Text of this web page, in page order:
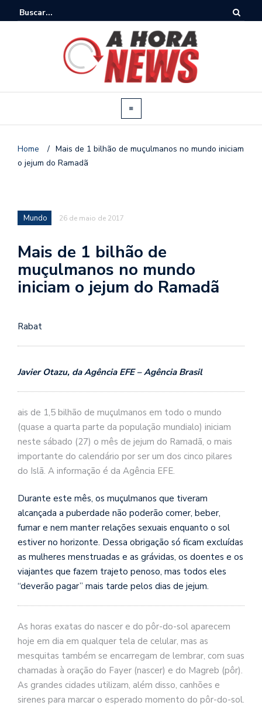
Home / Mais de 1 bilhão de muçulmanos no mundo iniciam
o jejum do Ramadã
Mundo 26 de maio de 2017
Mais de 1 bilhão de
muçulmanos no mundo
iniciam o jejum do Ramadã
Rabat
Javier Otazu, da Agência EFE – Agência Brasil
ais de 1,5 bilhão de muçulmanos em todo o mundo
(quase a quarta parte da população mundialo) iniciam
neste sábado (27) o mês de jejum do Ramadã, o mais
importante do calendário por ser um dos cinco pilares
do Islã. A informação é da Agência EFE.
Durante este mês, os muçulmanos que tiveram
alcançada a puberdade não poderão comer, beber,
fumar e nem manter relações sexuais enquanto o sol
estiver no horizonte. Dessa obrigação só ficam excluídas
as mulheres menstruadas e as grávidas, os doentes e os
viajantes que fazem trajeto penoso, mas todos eles
“deverão pagar” mais tarde pelos dias de jejum.
As horas exatas do nascer e do pôr-do-sol aparecem
hoje em dia em qualquer tela de celular, mas as
mesquitas também se encarregam de lembrar, com suas
chamadas à oração do Fayer (nascer) e do Magreb (pôr).
As grandes cidades utilizam, além disso, canhões e
sirenes para marcar o esperado momento do pôr-do-sol.